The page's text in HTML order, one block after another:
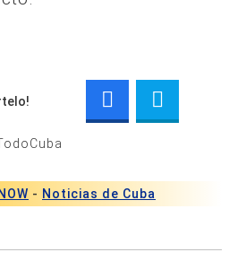
- Noticias de Cuba